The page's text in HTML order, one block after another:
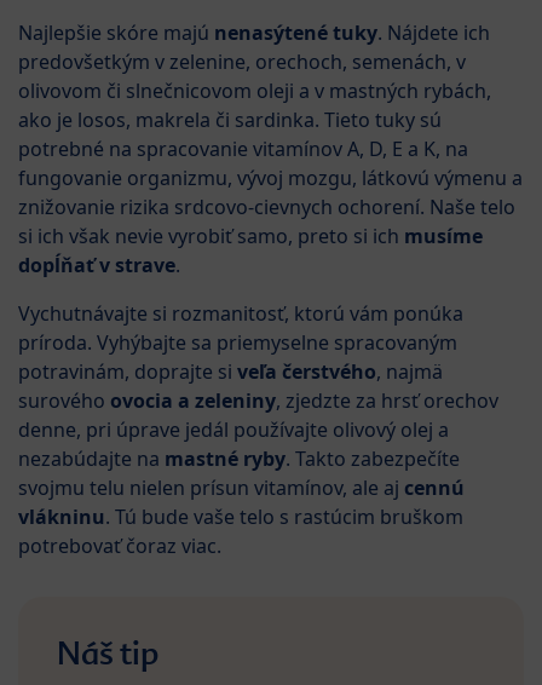
Najlepšie skóre majú nenasýtené tuky. Nájdete ich
predovšetkým v zelenine, orechoch, semenách, v
olivovom či slnečnicovom oleji a v mastných rybách,
ako je losos, makrela či sardinka. Tieto tuky sú
potrebné na spracovanie vitamínov A, D, E a K, na
fungovanie organizmu, vývoj mozgu, látkovú výmenu a
znižovanie rizika srdcovo-cievnych ochorení. Naše telo
si ich však nevie vyrobiť samo, preto si ich musíme
dopĺňať v strave.
Vychutnávajte si rozmanitosť, ktorú vám ponúka
príroda. Vyhýbajte sa priemyselne spracovaným
potravinám, doprajte si veľa čerstvého, najmä
surového ovocia a zeleniny, zjedzte za hrsť orechov
denne, pri úprave jedál používajte olivový olej a
nezabúdajte na mastné ryby. Takto zabezpečíte
svojmu telu nielen prísun vitamínov, ale aj cennú
vlákninu. Tú bude vaše telo s rastúcim bruškom
potrebovať čoraz viac.
Náš tip